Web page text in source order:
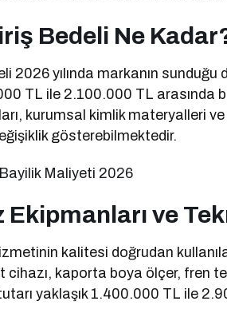
Bedeli Ne
2026 yılında markanın
TL ile 2.100.000 TL arasında
kurumsal kimlik materyalleri
gösterebilmektedir.
Ekipmanları ve
kalitesi doğrudan
kaporta boya ölçer, fren
yaklaşık 1.400.000 TL ile